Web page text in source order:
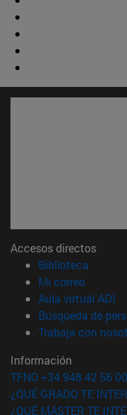
Accesos directos
Biblioteca
Mi correo(abre en
Aula virtual ADI
Búsqueda de
Trabaja con
Información
TFNO +34 948 42 56 00
¿QUÉ GRADO TE
¿QUÉ MÁSTER TE